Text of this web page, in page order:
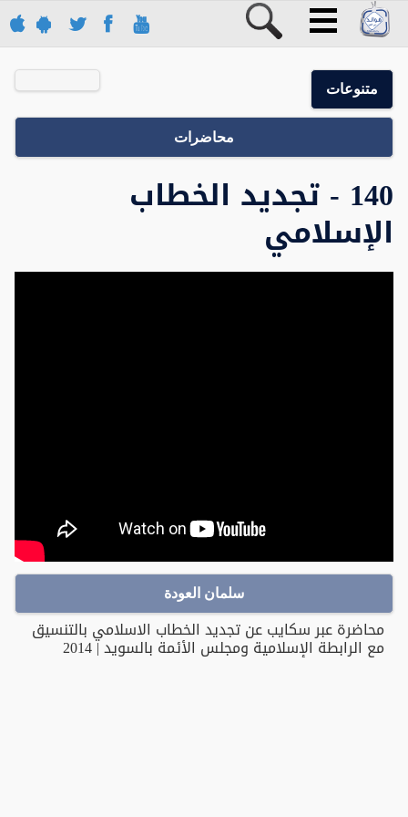
متنوعات
محاضرات
140 - تجديد الخطاب
الإسلامي
سلمان العودة
محاضرة عبر سكايب عن تجديد الخطاب الاسلامي بالتنسيق
مع الرابطة الإسلامية ومجلس الأئمة بالسويد | 2014